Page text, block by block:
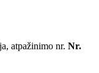
atpažinimo nr. Nr.